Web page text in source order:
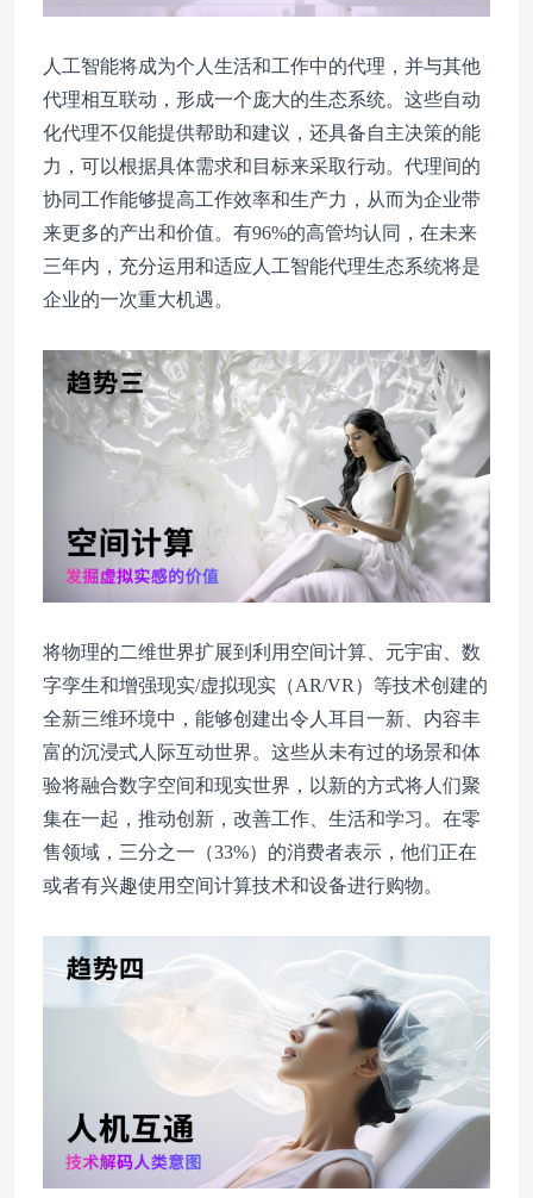
人工智能将成为个人生活和工作中的代理，并与其他
代理相互联动，形成一个庞大的生态系统。这些自动
化代理不仅能提供帮助和建议，还具备自主决策的能
力，可以根据具体需求和目标来采取行动。代理间的
协同工作能够提高工作效率和生产力，从而为企业带
来更多的产出和价值。有96%的高管均认同，在未来
三年内，充分运用和适应人工智能代理生态系统将是
企业的一次重大机遇。
将物理的二维世界扩展到利用空间计算、元宇宙、数
字孪生和增强现实/虚拟现实（AR/VR）等技术创建的
全新三维环境中，能够创建出令人耳目一新、内容丰
富的沉浸式人际互动世界。这些从未有过的场景和体
验将融合数字空间和现实世界，以新的方式将人们聚
集在一起，推动创新，改善工作、生活和学习。在零
售领域，三分之一（33%）的消费者表示，他们正在
或者有兴趣使用空间计算技术和设备进行购物。